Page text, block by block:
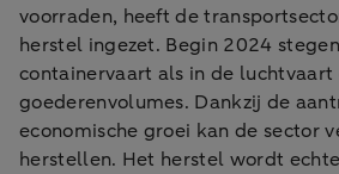
voorraden, heeft de
herstel ingezet. Begin 2024
containervaart als in de luchtvaart
goederenvolumes. Dankzij de
economische groei kan de sector
herstellen. Het herstel wordt